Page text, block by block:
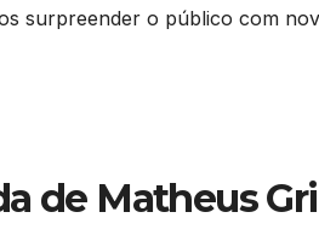
surpreender o público com
de Matheus